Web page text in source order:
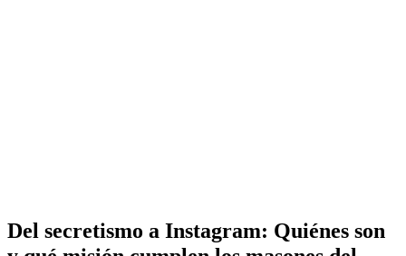
Del secretismo a Instagram: Quiénes son